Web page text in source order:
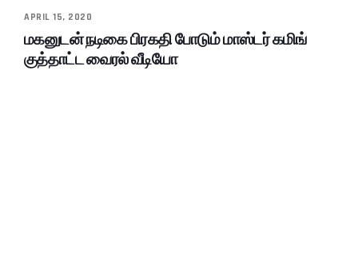
APRIL 15, 2020
மகனுடன் நடிகை பிரகதி போடும் மாஸ்டர் கமிங்
குத்தாட்ட வைரல் வீடியோ